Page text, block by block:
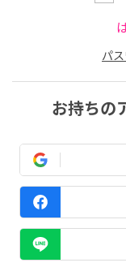
パ
お持ちの